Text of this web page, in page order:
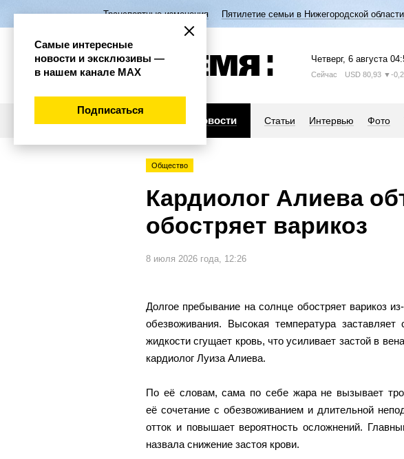
Транспортные изменения Пятилетие семьи в Нижегородской области
Четверг, 6 августа
Сейчас USD 80,93 ▼-
Новости Статьи Интервью Фото
Общество
Кардиолог Алиева
обостряет варикоз
8 июля 2026 года, 12:26
Долгое пребывание на солнце обостряет варикоз
обезвоживания. Высокая температура
жидкости сгущает кровь, что усиливает застой в
кардиолог Луиза Алиева.
По её словам, сама по себе жара не вызывает
её сочетание с обезвоживанием и длительной
отток и повышает вероятность осложнений.
назвала снижение застоя крови.
Самые интересные
новости и эксклюзивы —
в нашем канале МАХ
Подписаться